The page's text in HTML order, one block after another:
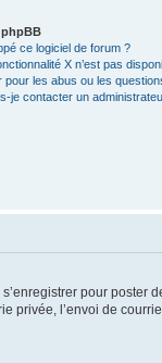
ce logiciel de forum ?
X n’est pas
pour les abus ou les
je contacter un
pour poster
l’envoi de